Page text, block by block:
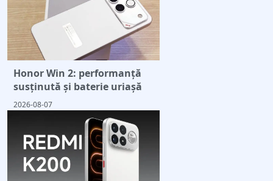
Honor Win 2: performanță
susținută și baterie uriașă
2026-08-07